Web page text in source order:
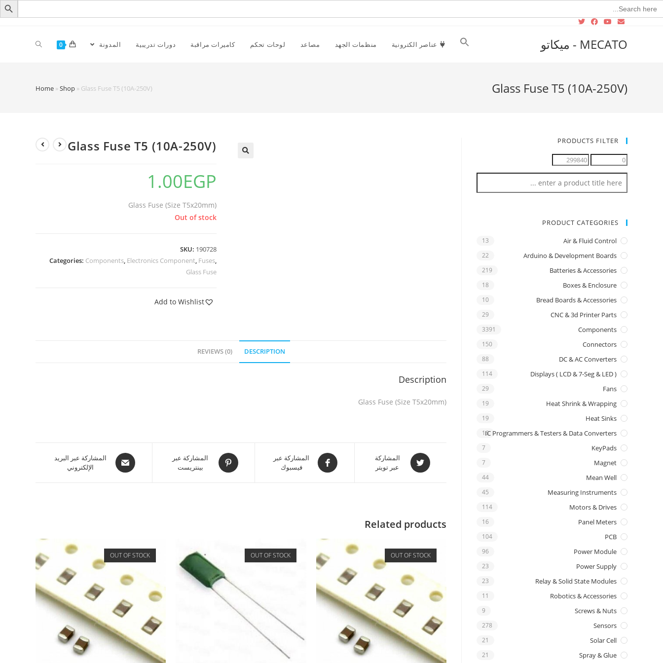
Search
for:
MECATO - ميكاتو عناصر الكترونية منظمات الجهد مصاعد لوحات تحكم كاميرات مراقبة دورات تدريبية المدونة 0
Glass Fuse T5 (10A-250V)
Home »Shop » Glass Fuse T5 (10A-250V)
Glass Fuse T5 (10A-250V)
1.00EGP
Glass Fuse (Size T5x20mm)
Out of stock
SKU: 190728
Categories: Components, Electronics Component, Fuses,
Glass Fuse
Add to Wishlist
DESCRIPTION
REVIEWS (0)
Description
Glass Fuse (Size T5x20mm)
المشاركة
عبر تويتر
المشاركة عبر
فيسبوك
المشاركة عبر
بينتريست
المشاركة عبر البريد
الإلكتروني
Related products
OUT OF STOCK
OUT OF STOCK
OUT OF STOCK
PRODUCTS FILTER
PRODUCT CATEGORIES
Air & Fluid Control
13
Arduino & Development Boards
22
Batteries & Accessories
219
Boxes & Enclosure
18
Bread Boards & Accessories
10
CNC & 3d Printer Parts
29
Components
3391
Connectors
150
DC & AC Converters
88
Displays ( LCD & 7-Seg & LED )
114
Fans
29
Heat Shrink & Wrapping
19
Heat Sinks
19
IC Programmers & Testers & Data Converters
16
KeyPads
7
Magnet
7
Mean Well
44
Measuring Instruments
45
Motors & Drives
114
Panel Meters
16
PCB
104
Power Module
96
Power Supply
23
Relay & Solid State Modules
23
Robotics & Accessories
11
Screws & Nuts
9
Sensors
278
Solar Cell
21
Spray & Glue
21